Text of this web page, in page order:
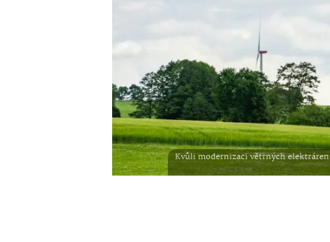
Kvůli modernizaci větrných